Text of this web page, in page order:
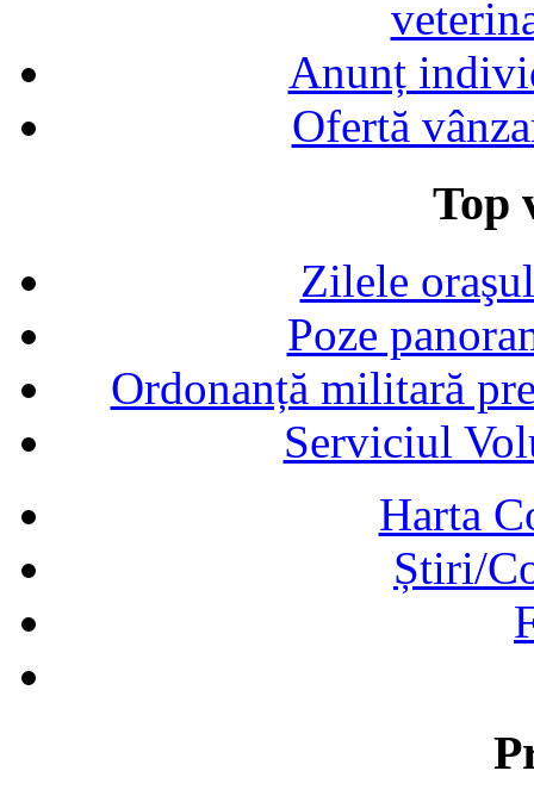
Anunț
Ofertă
Top
Zilele
Poze
Ordonanță militară
Serviciul
Harta
Știri/